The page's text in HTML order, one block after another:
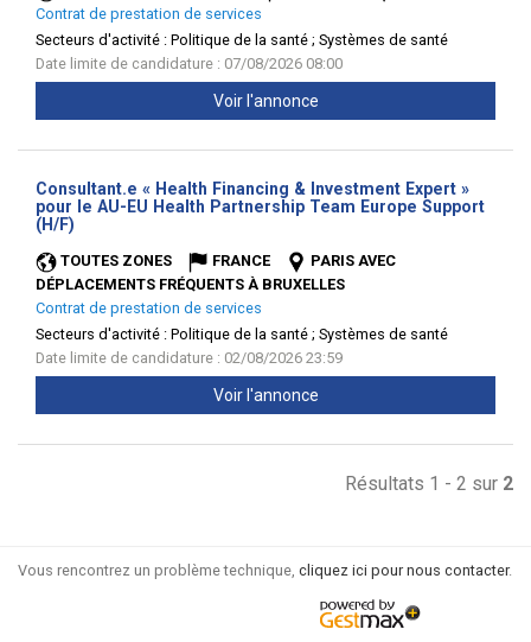
Contrat de prestation de services
Secteurs d'activité : Politique de la santé ; Systèmes de santé
Date limite de candidature : 07/08/2026 08:00
Voir l'annonce
Consultant.e « Health Financing & Investment Expert »
pour le AU-EU Health Partnership Team Europe Support
(H/F)
TOUTES ZONES FRANCE
PARIS AVEC
DÉPLACEMENTS FRÉQUENTS À BRUXELLES
Contrat de prestation de services
Secteurs d'activité : Politique de la santé ; Systèmes de santé
Date limite de candidature : 02/08/2026 23:59
Voir l'annonce
Résultats 1 - 2 sur 2
Vous rencontrez un problème technique, cliquez ici pour nous contacter.